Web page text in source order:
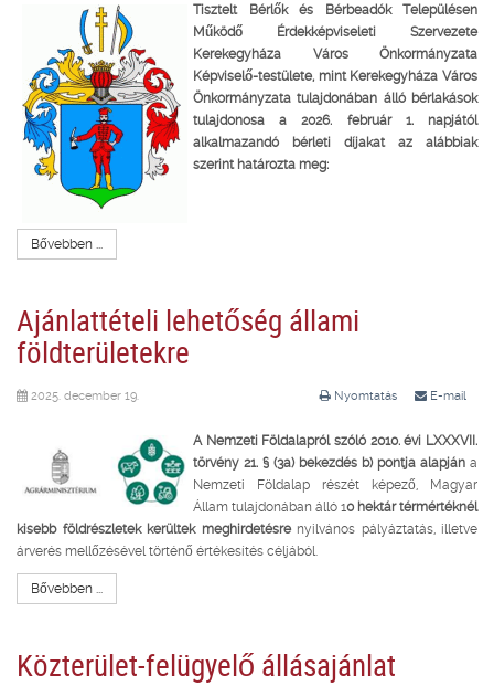
Tisztelt Bérlők és Bérbeadók Településen
Működő Érdekképviseleti Szervezete
Kerekegyháza Város Önkormányzata
Képviselő-testülete, mint Kerekegyháza Város
Önkormányzata tulajdonában álló bérlakások
tulajdonosa a 2026. február 1. napjától
alkalmazandó bérleti díjakat az alábbiak
szerint határozta meg:
Bővebben ...
Ajánlattételi lehetőség állami
földterületekre
Nyomtatás E-mail
2025. december 19.
A Nemzeti Földalapról szóló 2010. évi LXXXVII.
törvény 21. § (3a) bekezdés b) pontja alapján a
Nemzeti Földalap részét képező, Magyar
Állam tulajdonában álló 10 hektár térmértéknél
kisebb földrészletek kerültek meghirdetésrenyilvános pályáztatás, illetve
árverés mellőzésével történő értékesítés céljából.
Bővebben ...
Közterület-felügyelő állásajánlat